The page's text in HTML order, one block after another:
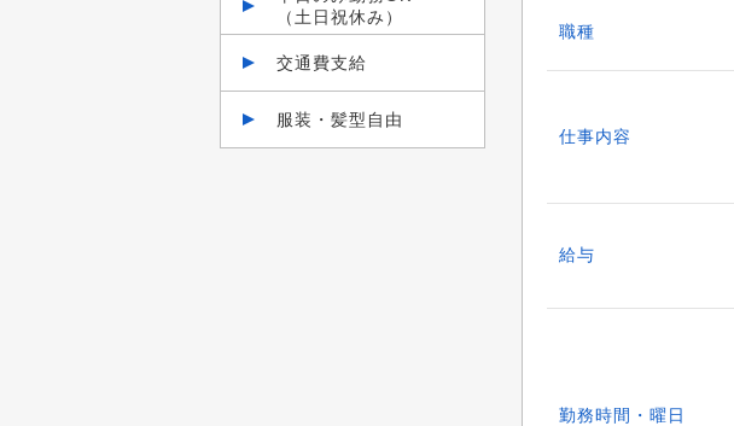
（土日祝休み）
交通費支給
服装・髪型自由
職種
仕事内容
給与
勤務時間・曜日